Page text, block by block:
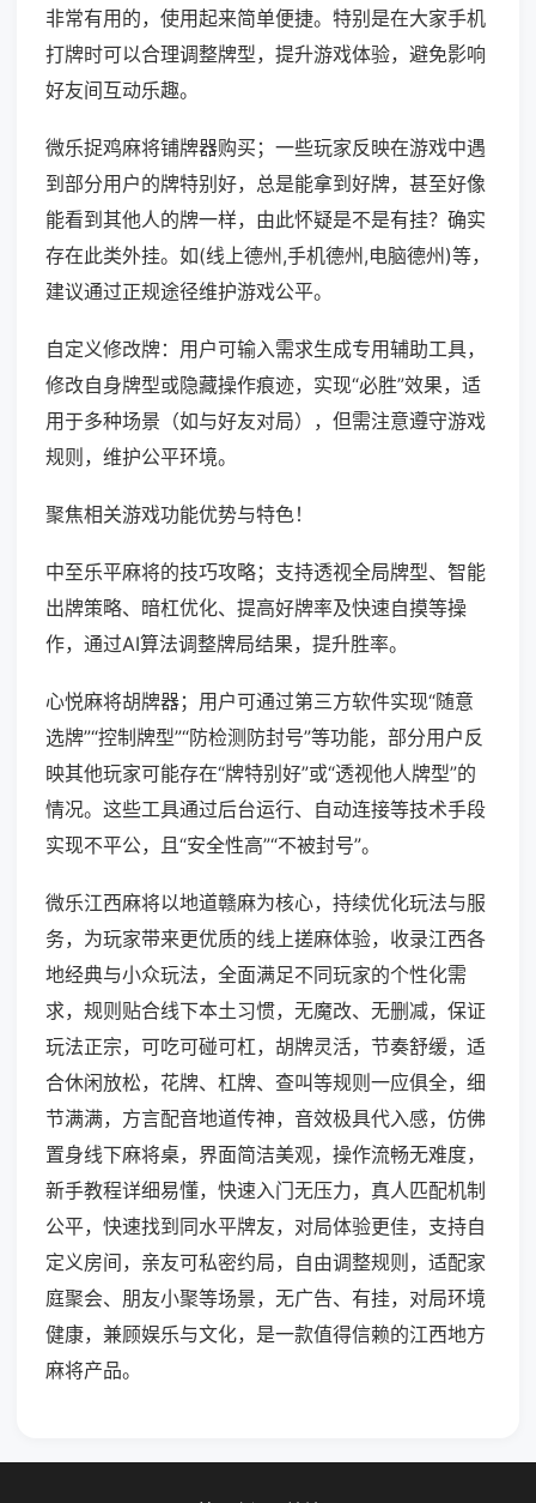
非常有用的，使用起来简单便捷。特别是在大家手机
打牌时可以合理调整牌型，提升游戏体验，避免影响
好友间互动乐趣。
微乐捉鸡麻将铺牌器购买；一些玩家反映在游戏中遇
到部分用户的牌特别好，总是能拿到好牌，甚至好像
能看到其他人的牌一样，由此怀疑是不是有挂？确实
存在此类外挂。如(线上德州,手机德州,电脑德州)等，
建议通过正规途径维护游戏公平。
自定义修改牌：用户可输入需求生成专用辅助工具，
修改自身牌型或隐藏操作痕迹，实现“必胜”效果，适
用于多种场景（如与好友对局），但需注意遵守游戏
规则，维护公平环境。
聚焦相关游戏功能优势与特色！
中至乐平麻将的技巧攻略；支持透视全局牌型、智能
出牌策略、暗杠优化、提高好牌率及快速自摸等操
作，通过AI算法调整牌局结果，提升胜率。
心悦麻将胡牌器；用户可通过第三方软件实现“随意
选牌”“控制牌型”“防检测防封号”等功能，部分用户反
映其他玩家可能存在“牌特别好”或“透视他人牌型”的
情况。这些工具通过后台运行、自动连接等技术手段
实现不平公，且“安全性高”“不被封号”。
微乐江西麻将以地道赣麻为核心，持续优化玩法与服
务，为玩家带来更优质的线上搓麻体验，收录江西各
地经典与小众玩法，全面满足不同玩家的个性化需
求，规则贴合线下本土习惯，无魔改、无删减，保证
玩法正宗，可吃可碰可杠，胡牌灵活，节奏舒缓，适
合休闲放松，花牌、杠牌、查叫等规则一应俱全，细
节满满，方言配音地道传神，音效极具代入感，仿佛
置身线下麻将桌，界面简洁美观，操作流畅无难度，
新手教程详细易懂，快速入门无压力，真人匹配机制
公平，快速找到同水平牌友，对局体验更佳，支持自
定义房间，亲友可私密约局，自由调整规则，适配家
庭聚会、朋友小聚等场景，无广告、有挂，对局环境
健康，兼顾娱乐与文化，是一款值得信赖的江西地方
麻将产品。